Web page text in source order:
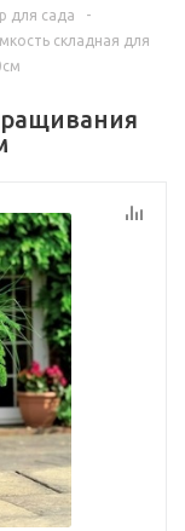
для сада
-
складная для